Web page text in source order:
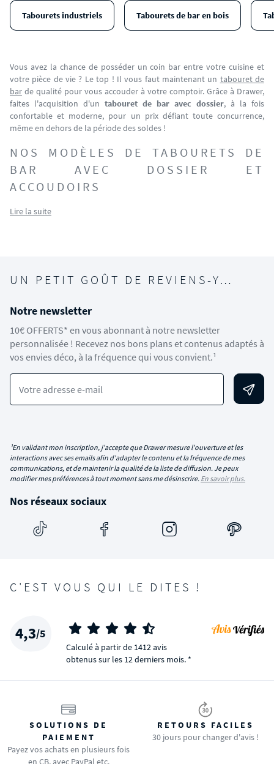
Tabourets industriels Tabourets de bar en bois
Vous avez la chance de posséder un coin bar entre votre cuisine et
votre pièce de vie ? Le top ! Il vous faut maintenant un tabouret de
bar de qualité pour vous accouder à votre comptoir. Grâce à Drawer,
faites l'acquisition d'un tabouret de bar avec dossier, à la fois
confortable et moderne, pour un prix défiant toute concurrence,
même en dehors de la période des soldes !
NOS MODÈLES DE TABOURETS DE
BAR AVEC DOSSIER ET
ACCOUDOIRS
Lire la suite
UN PETIT GOÛT DE REVIENS-Y…
Notre newsletter
10€ OFFERTS* en vous abonnant à notre newsletter
personnalisée ! Recevez nos bons plans et contenus adaptés à
vos envies déco, à la fréquence qui vous convient.¹
Votre adresse e-mail
¹En validant mon inscription, j'accepte que Drawer mesure l'ouverture et les
interactions avec ses emails afin d'adapter le contenu et la fréquence de mes
communications, et de maintenir la qualité de la liste de diffusion. Je peux
modifier mes préférences à tout moment sans me désinscrire. En savoir plus.
Nos réseaux sociaux
C'EST VOUS QUI LE DITES !
4,3/5
Calculé à partir de 1412 avis
obtenus sur les 12 derniers mois. *
SOLUTIONS DE
PAIEMENT
Payez vos achats en plusieurs fois
en CB, avec PayPal etc.
RETOURS FACILES
30 jours pour changer d'avis !